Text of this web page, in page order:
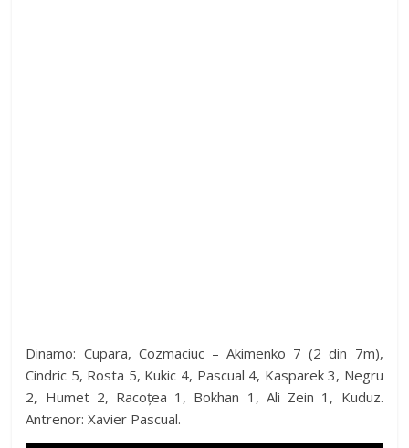
Dinamo: Cupara, Cozmaciuc – Akimenko 7 (2 din 7m),
Cindric 5, Rosta 5, Kukic 4, Pascual 4, Kasparek 3, Negru
2, Humet 2, Racoțea 1, Bokhan 1, Ali Zein 1, Kuduz.
Antrenor: Xavier Pascual.